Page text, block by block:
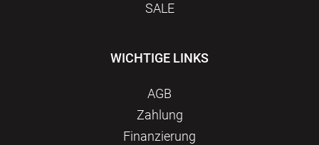
SALE
WICHTIGE LINKS
AGB
Zahlung
Finanzierung